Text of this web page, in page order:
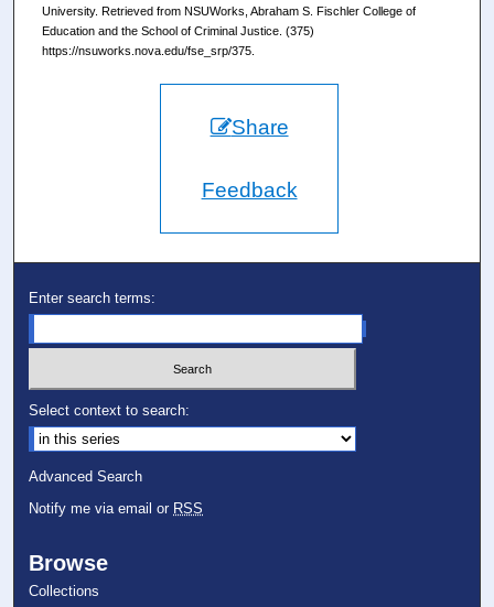
University. Retrieved from NSUWorks, Abraham S. Fischler College of
Education and the School of Criminal Justice. (375)
https://nsuworks.nova.edu/fse_srp/375.
Share
Feedback
Enter search terms:
Select context to search:
Advanced Search
Notify me via email or RSS
Browse
Collections